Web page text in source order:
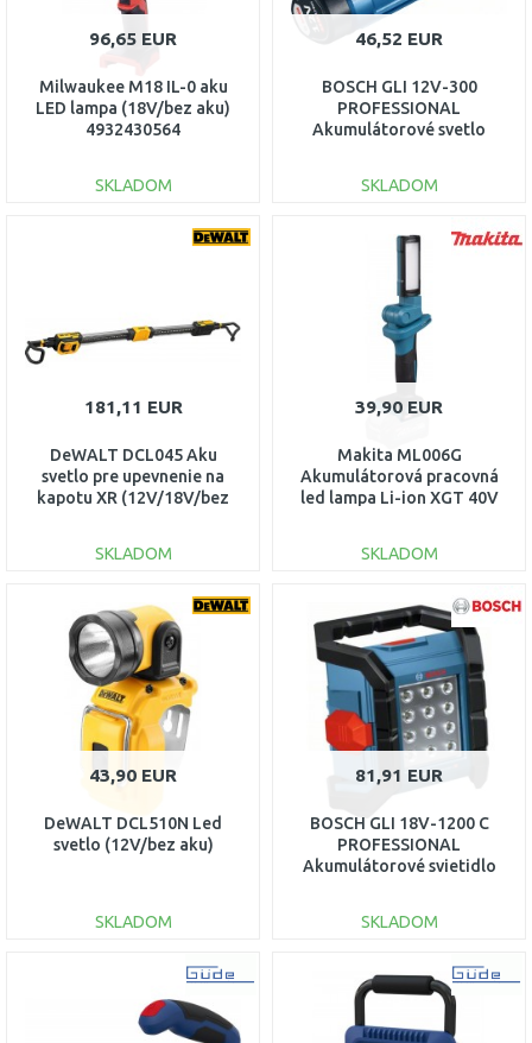
96,65 EUR
Milwaukee M18 IL-0 aku
LED lampa (18V/bez aku)
4932430564
SKLADOM
DO KOŠÍKA
46,52 EUR
BOSCH GLI 12V-300
PROFESSIONAL
Akumulátorové svetlo
SKLADOM
DO KOŠÍKA
Porovnať
181,11 EUR
DeWALT DCL045 Aku
svetlo pre upevnenie na
kapotu XR (12V/18V/bez
SKLADOM
DO KOŠÍKA
Porovnať
39,90 EUR
Makita ML006G
Akumulátorová pracovná
led lampa Li-ion XGT 40V
SKLADOM
DO KOŠÍKA
Porovnať
43,90 EUR
DeWALT DCL510N Led
svetlo (12V/bez aku)
SKLADOM
DO KOŠÍKA
Porovnať
81,91 EUR
BOSCH GLI 18V-1200 C
PROFESSIONAL
Akumulátorové svietidlo
SKLADOM
DO KOŠÍKA